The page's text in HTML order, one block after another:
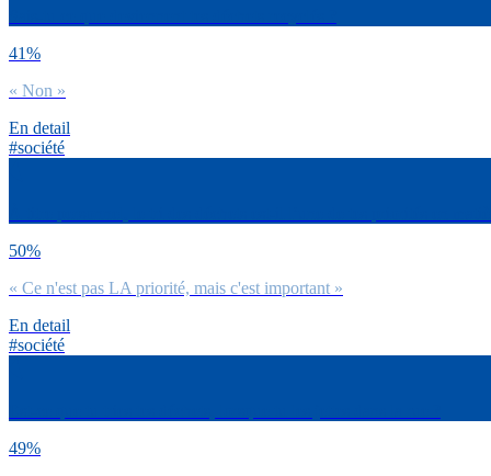
41%
« Non »
En detail
#société
50%
« Ce n'est pas LA priorité, mais c'est important »
En detail
#société
49%